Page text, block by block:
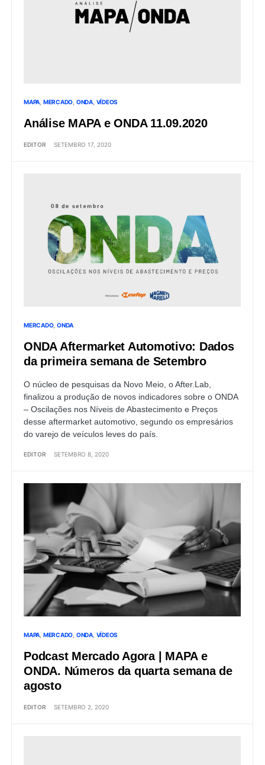
MAPA MERCADO ONDA VÍDEOS
Análise MAPA e ONDA 11.09.2020
EDITOR SETEMBRO 17, 2020
MERCADO ONDA
ONDA Aftermarket Automotivo: Dados
da primeira semana de Setembro
O núcleo de pesquisas da Novo Meio, o After.Lab,
finalizou a produção de novos indicadores sobre o ONDA
– Oscilações nos Níveis de Abastecimento e Preços
desse aftermarket automotivo, segundo os empresários
do varejo de veículos leves do país.
EDITOR SETEMBRO 8, 2020
MAPA MERCADO ONDA VÍDEOS
Podcast Mercado Agora | MAPA e
ONDA. Números da quarta semana de
agosto
EDITOR SETEMBRO 2, 2020